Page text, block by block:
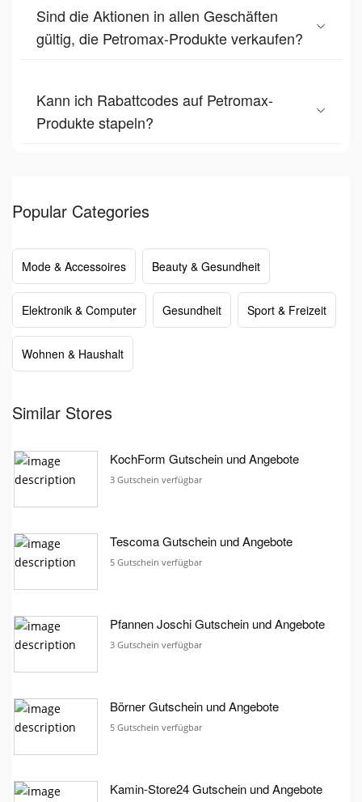
Sind die Aktionen in allen Geschäften
gültig, die Petromax-Produkte verkaufen?
Kann ich Rabattcodes auf Petromax-
Produkte stapeln?
Popular Categories
Mode & Accessoires Beauty & Gesundheit
Elektronik & Computer Gesundheit Sport & Freizeit
Wohnen & Haushalt
Similar Stores
KochForm Gutschein und Angebote
3 Gutschein verfügbar
Tescoma Gutschein und Angebote
5 Gutschein verfügbar
Pfannen Joschi Gutschein und Angebote
3 Gutschein verfügbar
Börner Gutschein und Angebote
5 Gutschein verfügbar
Kamin-Store24 Gutschein und Angebote